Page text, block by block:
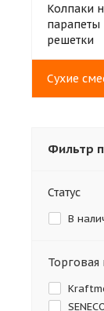
Колпаки
парапеты
решетки
Сухие
Фильтр
Статус
В
Торговая